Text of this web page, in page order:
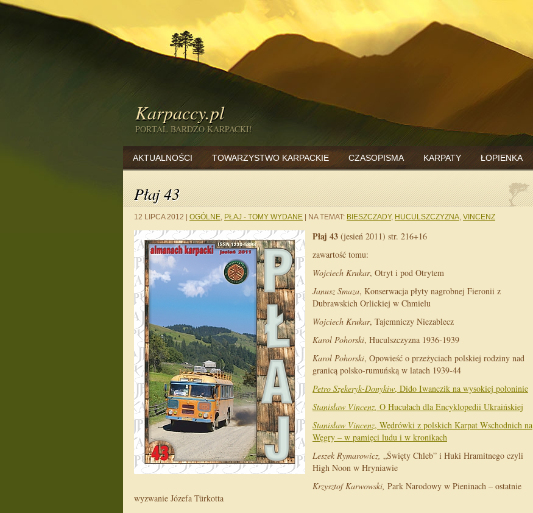
Karpaccy.pl
PORTAL BARDZO KARPACKI!
AKTUALNOŚCI TOWARZYSTWO KARPACKIE CZASOPISMA KARPATY ŁOPIENKA
Płaj 43
12 LIPCA 2012 OGÓLNE, PŁAJ - TOMY WYDANE NA TEMAT: BIESZCZADY, HUCULSZCZYZNA, VINCENZ
Płaj 43 (jesień 2011) str. 216+16
zawartość tomu:
Wojciech Krukar, Otryt i pod Otrytem
Janusz Smaza, Konserwacja płyty nagrobnej Fieronii z
Dubrawskich Orlickiej w Chmielu
Wojciech Krukar, Tajemniczy Niezablecz
Karol Pohorski, Huculszczyzna 1936-1939
Karol Pohorski, Opowieść o przeżyciach polskiej rodziny nad
granicą polsko-rumuńską w latach 1939-44
Petro Szekeryk-Donykiw, Dido Iwanczik na wysokiej połoninie
Stanisław Vincenz, O Hucułach dla Encyklopedii Ukraińskiej
Stanisław Vincenz, Wędrówki z polskich Karpat Wschodnich na
Węgry – w pamięci ludu i w kronikach
Leszek Rymarowicz, „Święty Chleb” i Huki Hramitnego czyli
High Noon w Hryniawie
Krzysztof Karwowski, Park Narodowy w Pieninach – ostatnie
wyzwanie Józefa Türkotta